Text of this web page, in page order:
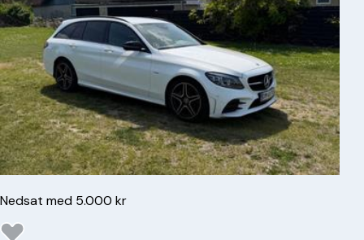
Nedsat med 5.000 kr